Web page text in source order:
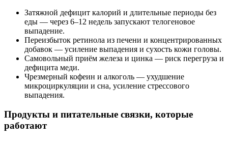
Затяжной дефицит калорий и длительные периоды без
еды — через 6–12 недель запускают телогеновое
выпадение.
Переизбыток ретинола из печени и концентрированных
добавок — усиление выпадения и сухость кожи головы.
Самовольный приём железа и цинка — риск перегруза и
дефицита меди.
Чрезмерный кофеин и алкоголь — ухудшение
микроциркуляции и сна, усиление стрессового
выпадения.
Продукты и питательные связки, которые
работают